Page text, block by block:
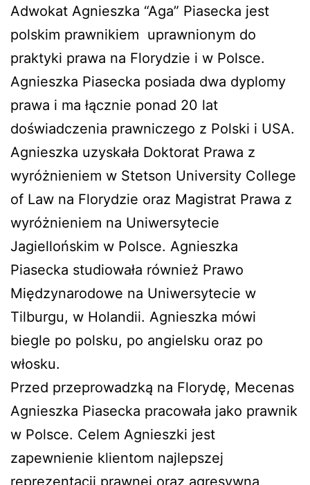
Adwokat Agnieszka “Aga” Piasecka jest
polskim prawnikiem uprawnionym do
praktyki prawa na Florydzie i w Polsce.
Agnieszka Piasecka posiada dwa dyplomy
prawa i ma łącznie ponad 20 lat
doświadczenia prawniczego z Polski i USA.
Agnieszka uzyskała Doktorat Prawa z
wyróżnieniem w Stetson University College
of Law na Florydzie oraz Magistrat Prawa z
wyróżnieniem na Uniwersytecie
Jagiellońskim w Polsce. Agnieszka
Piasecka studiowała również Prawo
Międzynarodowe na Uniwersytecie w
Tilburgu, w Holandii. Agnieszka mówi
biegle po polsku, po angielsku oraz po
włosku.
Przed przeprowadzką na Florydę, Mecenas
Agnieszka Piasecka pracowała jako prawnik
w Polsce. Celem Agnieszki jest
zapewnienie klientom najlepszej